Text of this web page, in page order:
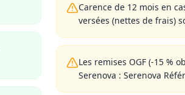
Carence de 12 mois en
versées (nettes de frais)
Les remises OGF (-15 %
Serenova : Serenova